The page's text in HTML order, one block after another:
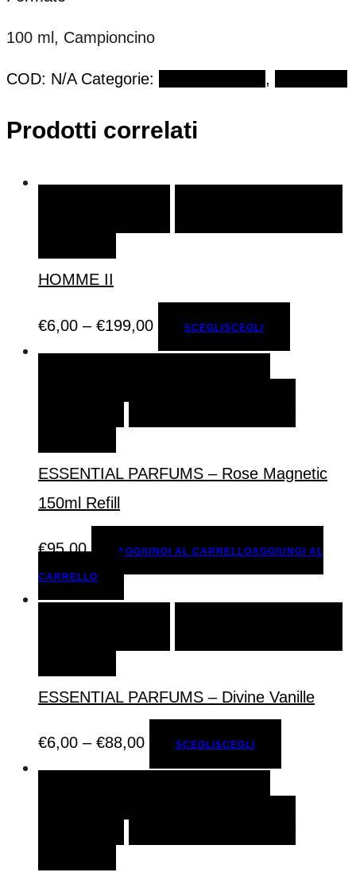
100 ml, Campioncino
COD: N/A Categorie: ,
Prodotti correlati
HOMME II
€6,00 – €199,00 SCEGLISCEGLI
AGGIUNGI AL
ESSENTIAL PARFUMS – Rose Magnetic
150ml Refill
€95,00 AGGIUNGI AL CARRELLOAGGIUNGI AL
CARRELLO
ESSENTIAL PARFUMS – Divine Vanille
€6,00 – €88,00 SCEGLISCEGLI
AGGIUNGI AL